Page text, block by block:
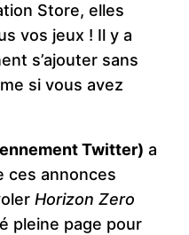
Store, elles
vos jeux ! Il y a
s’ajouter sans
si vous avez
Twitter) a
ces annonces
Horizon Zero
pleine page pour